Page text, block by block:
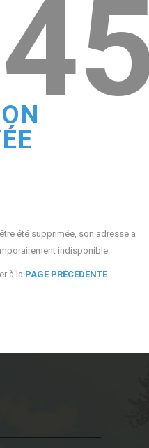
été supprimée, son adresse a
indisponible.
à la PAGE PRÉCÉDENTE